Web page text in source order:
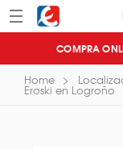
Menú Eroski
COMPRA
Home
Eroski en Logroño